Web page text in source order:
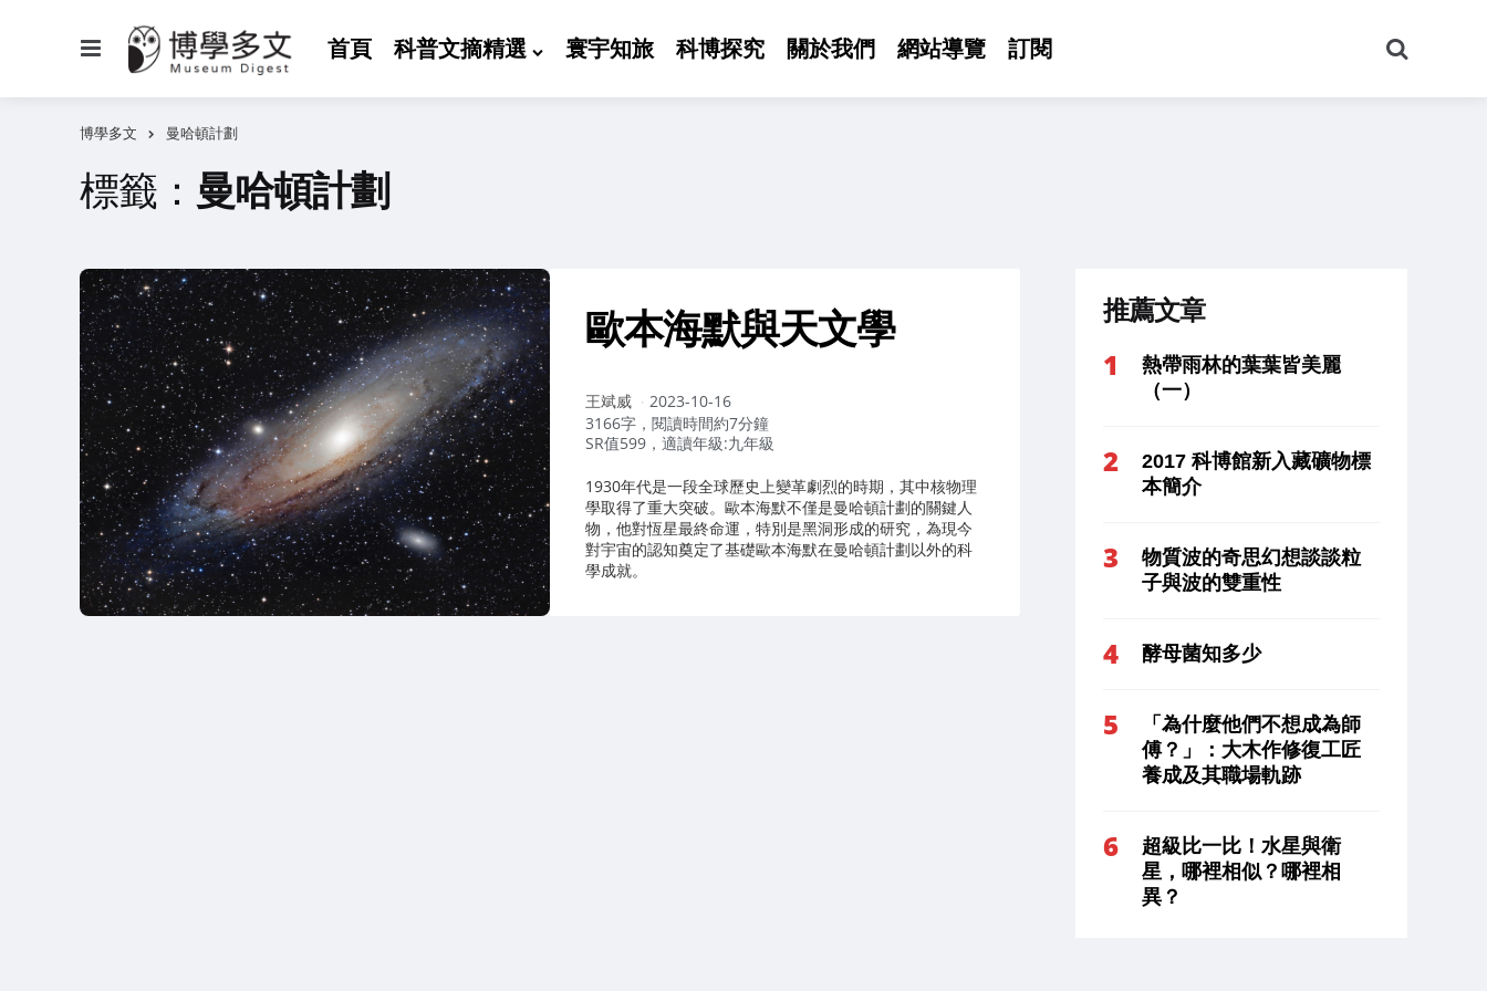
首頁 科普文摘精選 寰宇知旅 科博探究 關於我們 網站導覽 訂閱
尋
博學多文 曼哈頓計劃
標籤： 曼哈頓計劃
歐本海默與天文學
作
者：
王斌威
2023-10-16
3166字，閱讀時間約7分鐘
SR值599，適讀年級:九年級
1930年代是一段全球歷史上變革劇烈的時期，其中核物理
學取得了重大突破。歐本海默不僅是曼哈頓計劃的關鍵人
物，他對恆星最終命運，特別是黑洞形成的研究，為現今
對宇宙的認知奠定了基礎歐本海默在曼哈頓計劃以外的科
學成就。
推薦文章
熱帶雨林的葉葉皆美麗
（一）
2017 科博館新入藏礦物標
本簡介
物質波的奇思幻想談談粒
子與波的雙重性
酵母菌知多少
「為什麼他們不想成為師
傅？」：大木作修復工匠
養成及其職場軌跡
超級比一比！水星與衛
星，哪裡相似？哪裡相
異？